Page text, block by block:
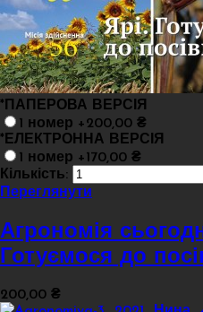
* ПАПЕРОВА ВЕРСІЯ
1 номер +200,00 ₴
* ЕЛЕКТРОННА ВЕРСІЯ
1 номер +170,00 ₴
Кількість:
Переглянути
Агрономія
Готуємося до
200,00 ₴